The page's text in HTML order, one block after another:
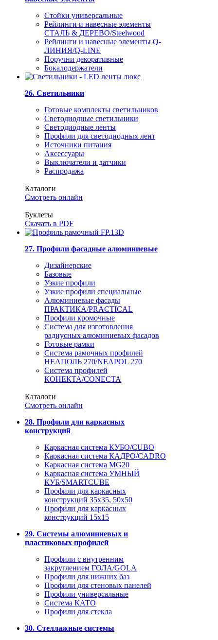
Стойки универсальные
Рейлинги и навесные элементы
СТАЛЬ & ДЕРЕВО/Steelwood
Рейлинги и навесные элементы Q-
ЛИНИЯ/Q-LINE
Поручни декоративные
Бокалодержатели
26. Светильники
Готовые комплекты светильников
Светодиодные светильники
Светодиодные ленты
Профили для светодиодных лент
Источники питания
Аксессуары
Выключатели и датчики
Распродажа
Каталоги
Смотреть онлайн
Буклеты
Скачать в PDF
27. Профили фасадные алюминиевые
Дизайнерские
Базовые
Узкие профили
Узкие профили специальные
Алюминиевые фасады
ПРАКТИКА/PRACTICAL
Профили кромочные
Система для изготовления
радиусных алюминиевых фасадов
Готовые рамки
Система рамочных профилей
НЕАПОЛЬ 270/NEAPOL 270
Система профилей
КОНЕКТА/CONECTA
Каталоги
Смотреть онлайн
28. Профили для каркасных
конструкций
Каркасная система КУБО/CUBO
Каркасная система КАДРО/CADRO
Каркасная система MG20
Каркасная система УМНЫЙ
КУБ/SMARTCUBE
Профили для каркасных
конструкций 35x35, 50x50
Профили для каркасных
конструкций 15х15
29. Системы алюминиевых и
пластиковых профилей
Профили с внутренним
закруглением ГОЛА/GOLA
Профили для нижних баз
Профили для стеновых панелей
Профили универсальные
Система КАТО
Профили для стекла
30. Стеллажные системы